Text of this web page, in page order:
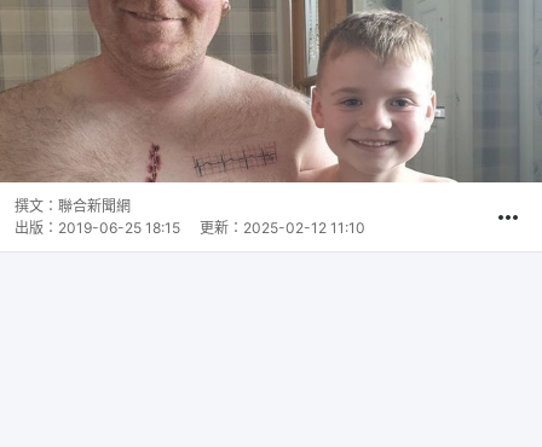
撰文： 聯合新聞網
出版： 2019-06-25 18:15 更新： 2025-02-12 11:10